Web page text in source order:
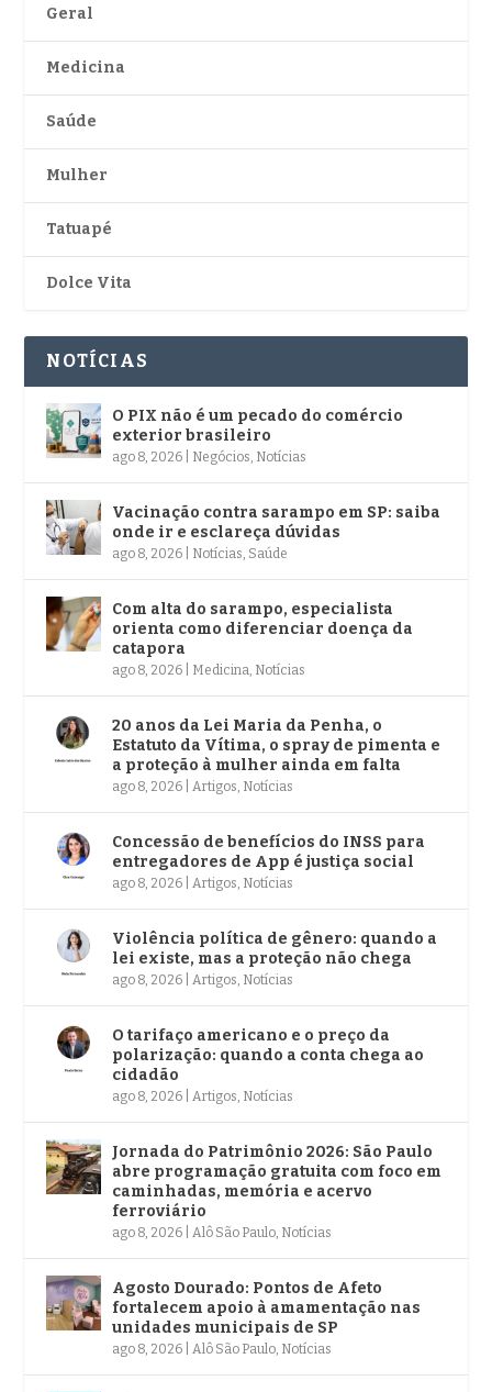
Geral
Medicina
Saúde
Mulher
Tatuapé
Dolce Vita
NOTÍCIAS
O PIX não é um pecado do comércio
exterior brasileiro
ago 8, 2026 Negócios Notícias
Vacinação contra sarampo em SP: saiba
onde ir e esclareça dúvidas
ago 8, 2026 Notícias Saúde
Com alta do sarampo, especialista
orienta como diferenciar doença da
catapora
ago 8, 2026 Medicina Notícias
20 anos da Lei Maria da Penha, o
Estatuto da Vítima, o spray de pimenta e
a proteção à mulher ainda em falta
ago 8, 2026 Artigos Notícias
Concessão de benefícios do INSS para
entregadores de App é justiça social
ago 8, 2026 Artigos Notícias
Violência política de gênero: quando a
lei existe, mas a proteção não chega
ago 8, 2026 Artigos Notícias
O tarifaço americano e o preço da
polarização: quando a conta chega ao
cidadão
ago 8, 2026 Artigos Notícias
Jornada do Patrimônio 2026: São Paulo
abre programação gratuita com foco em
caminhadas, memória e acervo
ferroviário
ago 8, 2026 Alô São Paulo Notícias
Agosto Dourado: Pontos de Afeto
fortalecem apoio à amamentação nas
unidades municipais de SP
ago 8, 2026 Alô São Paulo Notícias